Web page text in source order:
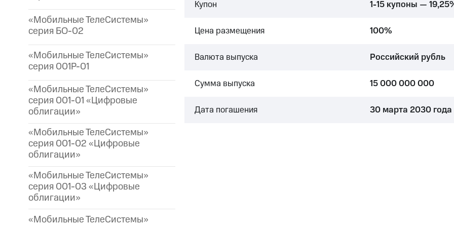
«Мобильные ТелеСистемы»
серия БО-02
«Мобильные ТелеСистемы»
серия 001P-01
«Мобильные ТелеСистемы»
серия 001-01 «Цифровые
облигации»
«Мобильные ТелеСистемы»
серия 001-02 «Цифровые
облигации»
«Мобильные ТелеСистемы»
серия 001-03 «Цифровые
облигации»
«Мобильные ТелеСистемы»
Купон 1-15 купоны —
Цена размещения 100%
Валюта выпуска Российский рубль
Сумма выпуска 15 000 000 000
Дата погашения 30 марта 2030 года